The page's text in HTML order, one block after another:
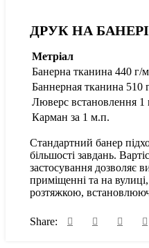
ДРУК НА БАНЕРІ
Метріал
Банерна тканина 440 г/
Баннерная тканина 510
Люверс встановлення 1
Карман за 1 м.п.
Стандартний банер
більшості завдань.
застосування дозволяє
приміщенні та на
розтяжкою,
Share: